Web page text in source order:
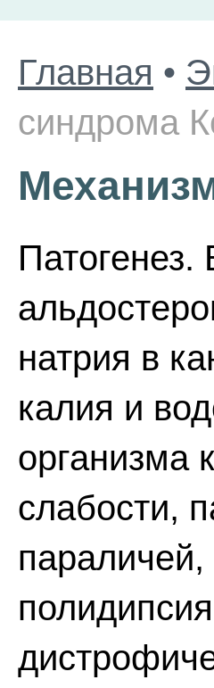
Главная •
синдрома
натрия в
калия и
организма
слабости,